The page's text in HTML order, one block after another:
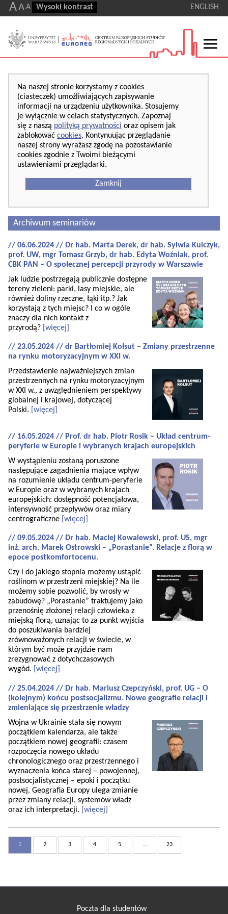
AA A Wysoki kontrast ENGLISH
Na naszej stronie korzystamy z cookies
(ciasteczek) umożliwiających zapisywanie
informacji na urządzeniu użytkownika. Stosujemy
je wyłącznie w celach statystycznych. Zapoznaj
się z naszą polityką prywatności oraz opisem jak
zablokować cookies. Kontynuując przeglądanie
naszej strony wyrażasz zgodę na pozostawianie
cookies zgodnie z Twoimi bieżącymi
ustawieniami przeglądarki.
Zamknij
Archiwum seminariów
// 06.06.2024 // Dr hab. Marta Derek, dr hab. Sylwia Kulczyk,
prof. UW, mgr Tomasz Grzyb, dr hab. Edyta Woźniak, prof.
CBK PAN – O społecznej percepcji przyrody w Warszawie
Jak ludzie postrzegają publicznie dostępne
tereny zieleni: parki, lasy miejskie, ale
również doliny rzeczne, łąki itp.? Jak
korzystają z tych miejsc? I co w ogóle
znaczy dla nich kontakt z
przyrodą? [więcej]
// 23.05.2024 // dr Bartłomiej Kołsut – Zmiany przestrzenne
na rynku motoryzacyjnym w XXI w.
Przedstawienie najważniejszych zmian
przestrzennych na rynku motoryzacyjnym
w XXI w., z uwzględnieniem perspektywy
globalnej i krajowej, dotyczącej
Polski.
[więcej]
// 16.05.2024 // Prof. dr hab. Piotr Rosik – Układ centrum-
peryferie w Europie i wybranych krajach europejskich
W wystąpieniu zostaną poruszone
następujące zagadnienia mające wpływ
na rozumienie układu centrum-peryferie
w Europie oraz w wybranych krajach
europejskich: dostępność potencjałowa,
intensywność przepływów oraz miary
centrograficzne [więcej]
// 09.05.2024 // Dr hab. Maciej Kowalewski, prof. US, mgr
inż. arch. Marek Ostrowski – „Porastanie”. Relacje z florą w
epoce postkomfortocenu.
Czy i do jakiego stopnia możemy ustąpić
roślinom w przestrzeni miejskiej? Na ile
możemy sobie pozwolić, by wrosły w
zabudowę? „Porastanie” traktujemy jako
przenośnię złożonej relacji człowieka z
miejską florą, uznając to za punkt wyjścia
do poszukiwania bardziej
zrównoważonych relacji w świecie, w
którym być może przyjdzie nam
zrezygnować z dotychczasowych
wygód.
[więcej]
// 25.04.2024 // Dr hab. Mariusz Czepczyński, prof. UG – O
(kolejnym) końcu postsocjalizmu. Nowe geografie relacji i
zmieniające się przestrzenie władzy
Wojna w Ukrainie stała się nowym
początkiem kalendarza, ale także
początkiem nowej geografii: czasem
rozpoczęcia nowego układu
chronologicznego oraz przestrzennego i
wyznaczenia końca starej – powojennej,
postsocjalistycznej – epoki i początku
nowej. Geografia Europy ulega zmianie
przez zmiany relacji, systemów władz
oraz ich interpretacji.
[więcej]
1 2 3 4 5 ... 23
Poczta dla studentów